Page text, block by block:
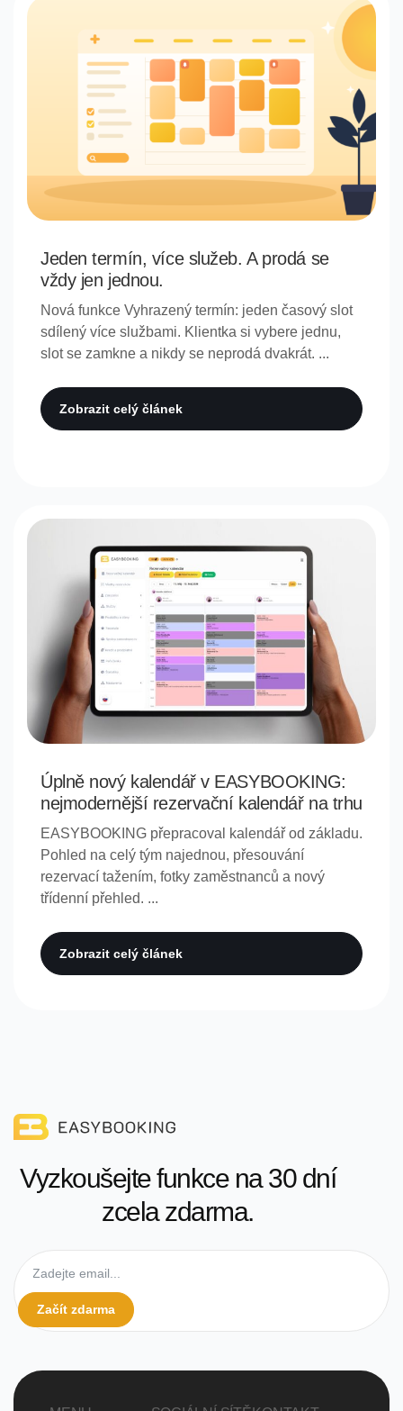
Jeden termín, více služeb. A prodá se
vždy jen jednou.
Nová funkce Vyhrazený termín: jeden časový slot
sdílený více službami. Klientka si vybere jednu,
slot se zamkne a nikdy se neprodá dvakrát. ...
Zobrazit celý článek
Úplně nový kalendář v EASYBOOKING:
nejmodernější rezervační kalendář na trhu
EASYBOOKING přepracoval kalendář od základu.
Pohled na celý tým najednou, přesouvání
rezervací tažením, fotky zaměstnanců a nový
třídenní přehled. ...
Zobrazit celý článek
Vyzkoušejte funkce na 30 dní
zcela zdarma.
Začít zdarma